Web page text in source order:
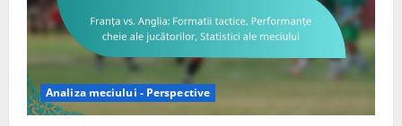
în
meciuri,
Evaluări
ale
jucătorilor
Analiza meciului - Perspective